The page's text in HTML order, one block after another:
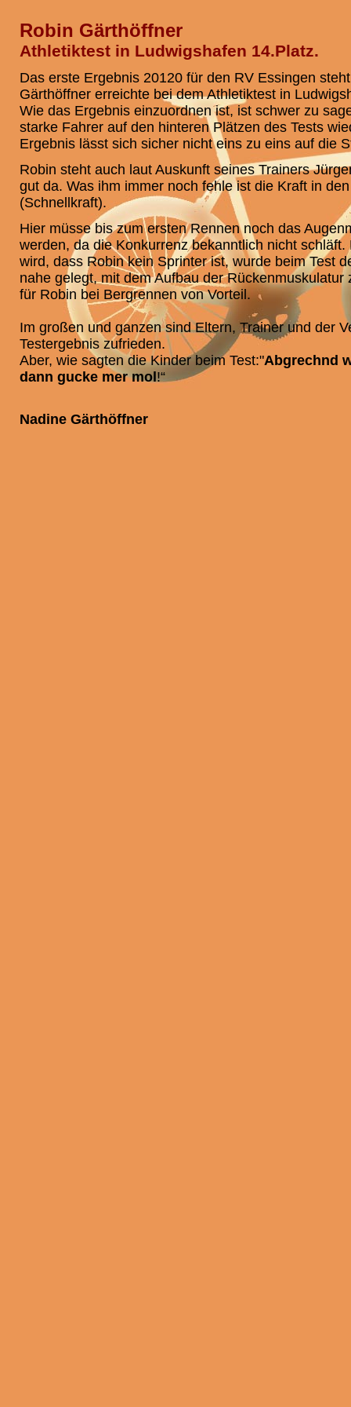
Robin Gärthöffner
Athletiktest in Ludwigshafen 14.Platz.
Das erste Ergebnis 20120 für den RV Essingen
Gärthöffner erreichte bei dem Athletiktest in
Wie das Ergebnis einzuordnen ist, ist schwer zu
starke Fahrer auf den hinteren Plätzen des Tests
Ergebnis lässt sich sicher nicht eins zu eins auf die
Robin steht auch laut Auskunft seines Trainers
gut da. Was ihm immer noch fehle ist die Kraft in
(Schnellkraft).
Hier müsse bis zum ersten Rennen noch das
werden, da die Konkurrenz bekanntlich nicht
wird, dass Robin kein Sprinter ist, wurde beim Test
nahe gelegt, mit dem Aufbau der Rückenmuskulatur
für Robin bei Bergrennen von Vorteil.
Im großen und ganzen sind Eltern, Trainer und der
Testergebnis zufrieden.
Aber, wie sagten die Kinder beim Test:"Abgrechnd
dann gucke mer mol !“
Nadine Gärthöffner